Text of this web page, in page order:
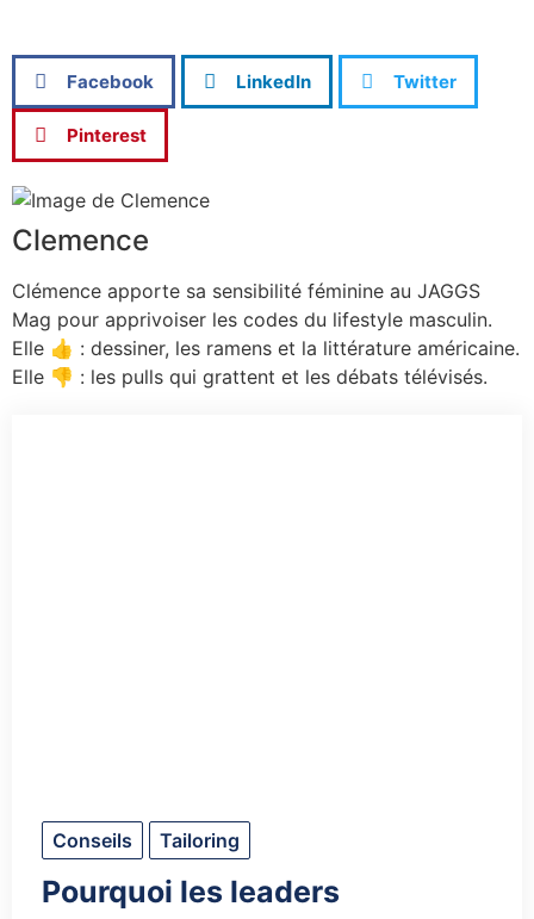
Facebook LinkedIn Twitter
Pinterest
Clemence
Clémence apporte sa sensibilité féminine au JAGGS
Mag pour apprivoiser les codes du lifestyle masculin.
Elle 👍 : dessiner, les ramens et la littérature américaine.
Elle 👎 : les pulls qui grattent et les débats télévisés.
Conseils Tailoring
Pourquoi les leaders